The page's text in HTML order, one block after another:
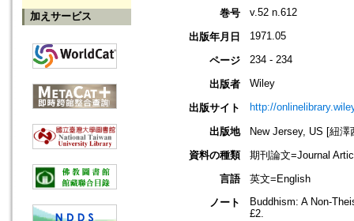
加えサービス 巻号 v.52 n.612
出版年月日 1971.05
ページ 234 - 234
出版者 Wiley
出版サイト http://
出版地
New Jersey, US [紐澤
資料の種類
期刊論文=Journal
言語
英文=English
ノート
Buddhism: A Non-
£2.